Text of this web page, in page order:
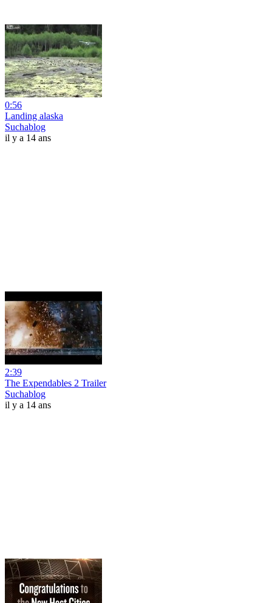
0:56
Landing alaska
Suchablog
il y a 14 ans
2:39
The Expendables 2 Trailer
Suchablog
il y a 14 ans